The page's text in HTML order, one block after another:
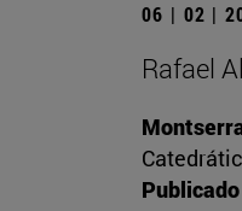
06 | 02 |
Rafael